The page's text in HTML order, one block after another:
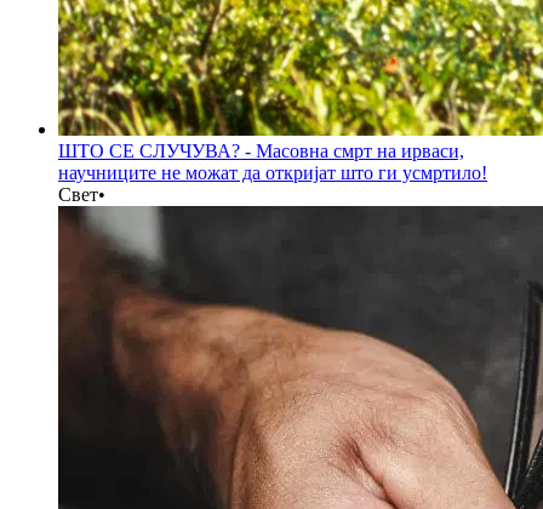
ШТО СЕ СЛУЧУВА? - Масовна смрт на ирваси,
научниците не можат да откријат што ги усмртило!
Свет•